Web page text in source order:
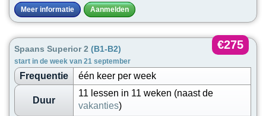
Meer informatie Aanmelden
Spaans Superior 2 (B1-B2)
start in de week van 21 september
€275
Frequentie één keer per week
Duur
11 lessen in 11 weken (naast de
vakanties)